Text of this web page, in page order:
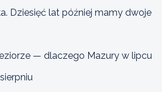
Dziesięć lat później mamy dwoje
— dlaczego Mazury w lipcu